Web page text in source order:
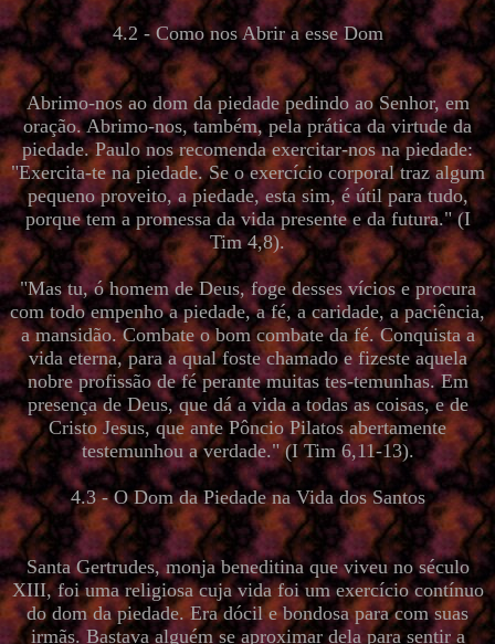
4.2 - Como nos Abrir a esse Dom
Abrimo-nos ao dom da piedade pedindo ao Senhor, em
oração. Abrimo-nos, também, pela prática da virtude da
piedade. Paulo nos recomenda exercitar-nos na piedade:
"Exercita-te na piedade. Se o exercício corporal traz algum
pequeno proveito, a piedade, esta sim, é útil para tudo,
porque tem a promessa da vida presente e da futura." (I
Tim 4,8).
"Mas tu, ó homem de Deus, foge desses vícios e procura
com todo empenho a piedade, a fé, a caridade, a paciência,
a mansidão. Combate o bom combate da fé. Conquista a
vida eterna, para a qual foste chamado e fizeste aquela
nobre profissão de fé perante muitas tes-temunhas. Em
presença de Deus, que dá a vida a todas as coisas, e de
Cristo Jesus, que ante Pôncio Pilatos abertamente
testemunhou a verdade." (I Tim 6,11-13).
4.3 - O Dom da Piedade na Vida dos Santos
Santa Gertrudes, monja beneditina que viveu no século
XIII, foi uma religiosa cuja vida foi um exercício contínuo
do dom da piedade. Era dócil e bondosa para com suas
irmãs. Bastava alguém se aproximar dela para sentir a